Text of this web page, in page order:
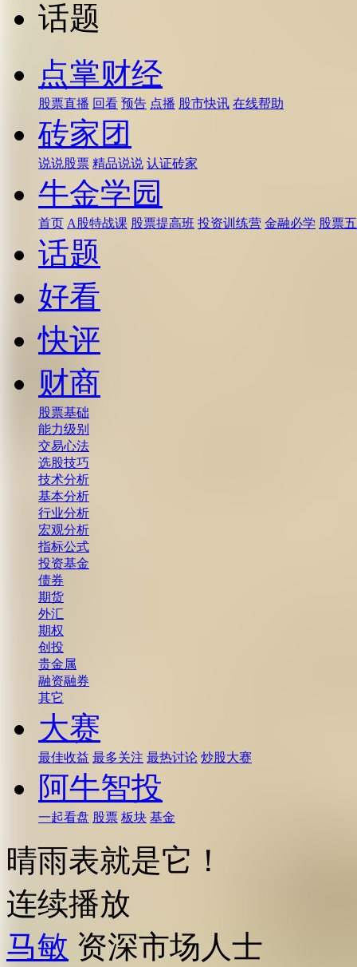
话题
点掌财经
股票直播 回看 预告 点播 股市快讯 在线帮助
砖家团
说说股票 精品说说 认证砖家
牛金学园
首页 A股特战课 股票提高班 投资训练营 金融必学 股票
话题
好看
快评
财商
股票基础
能力级别
交易心法
选股技巧
技术分析
基本分析
行业分析
宏观分析
指标公式
投资基金
债券
期货
外汇
期权
创投
贵金属
融资融券
其它
大赛
最佳收益 最多关注 最热讨论 炒股大赛
阿牛智投
一起看盘 股票 板块 基金
晴雨表就是它！
连续播放
马敏 资深市场人士